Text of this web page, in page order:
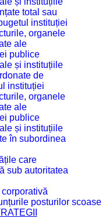
total sau
instituției
organele
ale
publice
și instituțiile
de
instituției
organele
ale
publice
și instituțiile
în subordinea
care
sub autoritatea
posturilor